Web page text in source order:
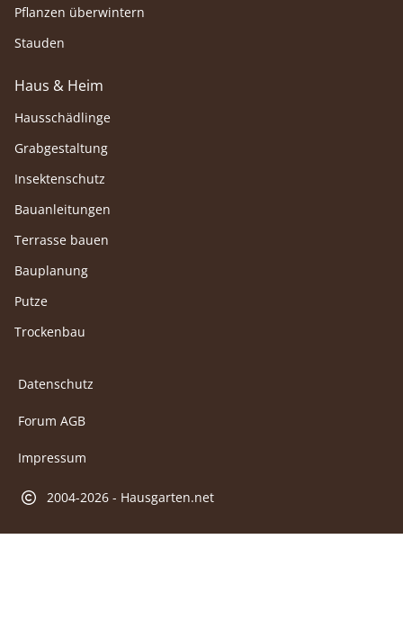
Pflanzen überwintern
Stauden
Haus & Heim
Hausschädlinge
Grabgestaltung
Insektenschutz
Bauanleitungen
Terrasse bauen
Bauplanung
Putze
Trockenbau
Datenschutz
Forum AGB
Impressum
2004-2026 - Hausgarten.net